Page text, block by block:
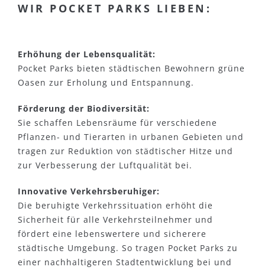
WIR POCKET PARKS LIEBEN:
Erhöhung der Lebensqualität:
Pocket Parks bieten städtischen Bewohnern grüne
Oasen zur Erholung und Entspannung.
Förderung der Biodiversität:
Sie schaffen Lebensräume für verschiedene
Pflanzen- und Tierarten in urbanen Gebieten und
tragen zur Reduktion von städtischer Hitze und
zur Verbesserung der Luftqualität bei.
Innovative Verkehrsberuhiger:
Die beruhigte Verkehrssituation erhöht die
Sicherheit für alle Verkehrsteilnehmer und
fördert eine lebenswertere und sicherere
städtische Umgebung. So tragen Pocket Parks zu
einer nachhaltigeren Stadtentwicklung bei und